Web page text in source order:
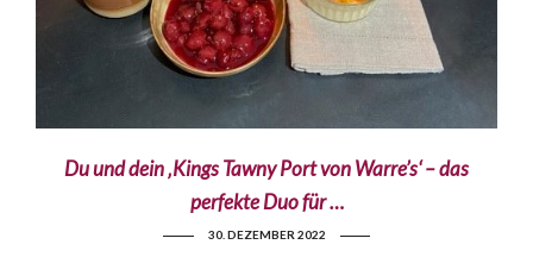
Du und dein ‚Kings Tawny Port von Warre’s‘ – das
perfekte Duo für …
30. DEZEMBER 2022